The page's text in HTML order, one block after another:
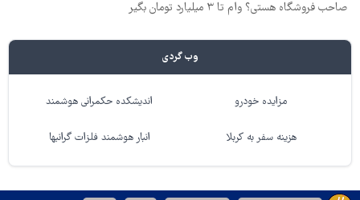
صاحب فروشگاه هستی؟ وام تا ۳ میلیارد تومان بگیر
وب گردی
مزایده خودرو اندیشکده حکمرانی هوشمند
هزینه سفر به کربلا انبار هوشمند فلزات گرانبها